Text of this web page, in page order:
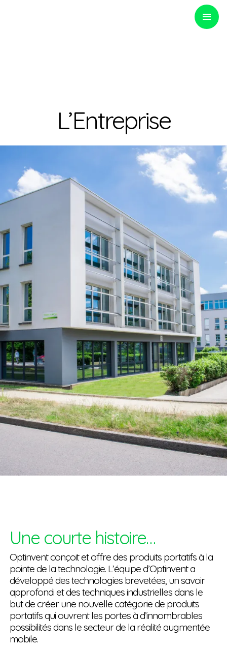
L’Entreprise
Une courte histoire…
Optinvent conçoit et offre des produits portatifs à la
pointe de la technologie. L’équipe d’Optinvent a
développé des technologies brevetées, un savoir
approfondi et des techniques industrielles dans le
but de créer une nouvelle catégorie de produits
portatifs qui ouvrent les portes à d’innombrables
possibilités dans le secteur de la réalité augmentée
mobile.